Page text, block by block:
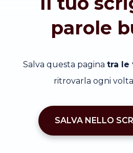
parole
Salva questa pagina tra le
ritrovarla ogni
SALVA NELLO